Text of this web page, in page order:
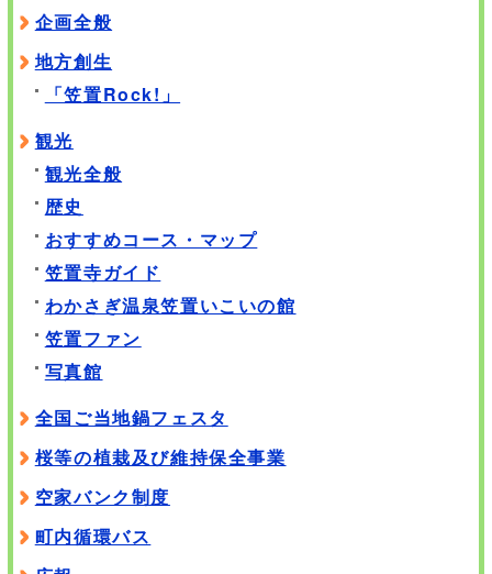
企画全般
地方創生
「笠置Rock!」
観光
観光全般
歴史
おすすめコース・マップ
笠置寺ガイド
わかさぎ温泉笠置いこいの館
笠置ファン
写真館
全国ご当地鍋フェスタ
桜等の植栽及び維持保全事業
空家バンク制度
町内循環バス